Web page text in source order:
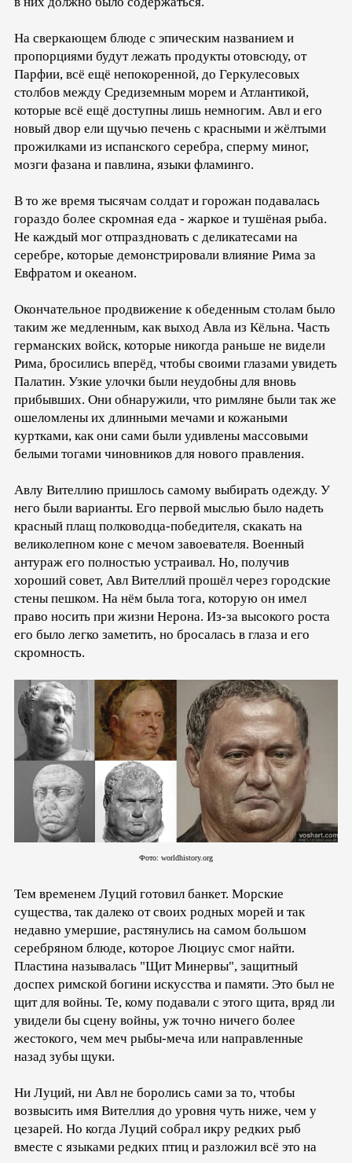
На сверкающем блюде с эпическим названием и
пропорциями будут лежать продукты отовсюду, от
Парфии, всё ещё непокоренной, до Геркулесовых
столбов между Средиземным морем и Атлантикой,
которые всё ещё доступны лишь немногим. Авл и его
новый двор ели щучью печень с красными и жёлтыми
прожилками из испанского серебра, сперму миног,
мозги фазана и павлина, языки фламинго.
В то же время тысячам солдат и горожан подавалась
гораздо более скромная еда - жаркое и тушёная рыба.
Не каждый мог отпраздновать с деликатесами на
серебре, которые демонстрировали влияние Рима за
Евфратом и океаном.
Окончательное продвижение к обеденным столам было
таким же медленным, как выход Авла из Кёльна. Часть
германских войск, которые никогда раньше не видели
Рима, бросились вперёд, чтобы своими глазами увидеть
Палатин. Узкие улочки были неудобны для вновь
прибывших. Они обнаружили, что римляне были так же
ошеломлены их длинными мечами и кожаными
куртками, как они сами были удивлены массовыми
белыми тогами чиновников для нового правления.
Авлу Вителлию пришлось самому выбирать одежду. У
него были варианты. Его первой мыслью было надеть
красный плащ полководца-победителя, скакать на
великолепном коне с мечом завоевателя. Военный
антураж его полностью устраивал. Но, получив
хороший совет, Авл Вителлий прошёл через городские
стены пешком. На нём была тога, которую он имел
право носить при жизни Нерона. Из-за высокого роста
его было легко заметить, но бросалась в глаза и его
скромность.
Фото: worldhistory.org
Тем временем Луций готовил банкет. Морские
существа, так далеко от своих родных морей и так
недавно умершие, растянулись на самом большом
серебряном блюде, которое Люциус смог найти.
Пластина называлась "Щит Минервы", защитный
доспех римской богини искусства и памяти. Это был не
щит для войны. Те, кому подавали с этого щита, вряд ли
увидели бы сцену войны, уж точно ничего более
жестокого, чем меч рыбы-меча или направленные
назад зубы щуки.
Ни Луций, ни Авл не боролись сами за то, чтобы
возвысить имя Вителлия до уровня чуть ниже, чем у
цезарей. Но когда Луций собрал икру редких рыб
вместе с языками редких птиц и разложил всё это на